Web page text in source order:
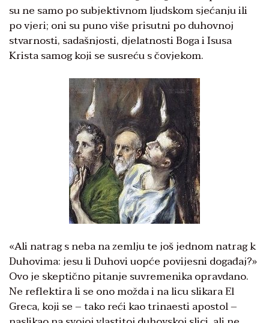
su ne samo po subjektivnom ljudskom sjećanju ili
po vjeri; oni su puno više prisutni po duhovnoj
stvarnosti, sadašnjosti, djelatnosti Boga i Isusa
Krista samog koji se susreću s čovjekom.
«Ali natrag s neba na zemlju te još jednom natrag k
Duhovima: jesu li Duhovi uopće povijesni događaj?»
Ovo je skeptično pitanje suvremenika opravdano.
Ne reflektira li se ono možda i na licu slikara El
Greca, koji se – tako reći kao trinaesti apostol –